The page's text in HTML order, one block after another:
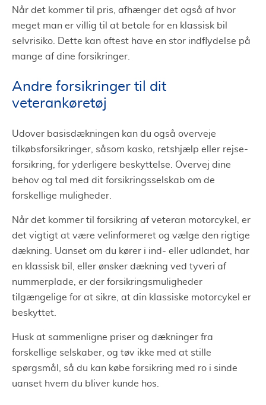
Når det kommer til pris, afhænger det også af hvor
meget man er villig til at betale for en klassisk bil
selvrisiko. Dette kan oftest have en stor indflydelse på
mange af dine forsikringer.
Andre forsikringer til dit
veterankøretøj
Udover basisdækningen kan du også overveje
tilkøbsforsikringer, såsom kasko, retshjælp eller rejse-
forsikring, for yderligere beskyttelse. Overvej dine
behov og tal med dit forsikringsselskab om de
forskellige muligheder.
Når det kommer til forsikring af veteran motorcykel, er
det vigtigt at være velinformeret og vælge den rigtige
dækning. Uanset om du kører i ind- eller udlandet, har
en klassisk bil, eller ønsker dækning ved tyveri af
nummerplade, er der forsikringsmuligheder
tilgængelige for at sikre, at din klassiske motorcykel er
beskyttet.
Husk at sammenligne priser og dækninger fra
forskellige selskaber, og tøv ikke med at stille
spørgsmål, så du kan købe forsikring med ro i sinde
uanset hvem du bliver kunde hos.